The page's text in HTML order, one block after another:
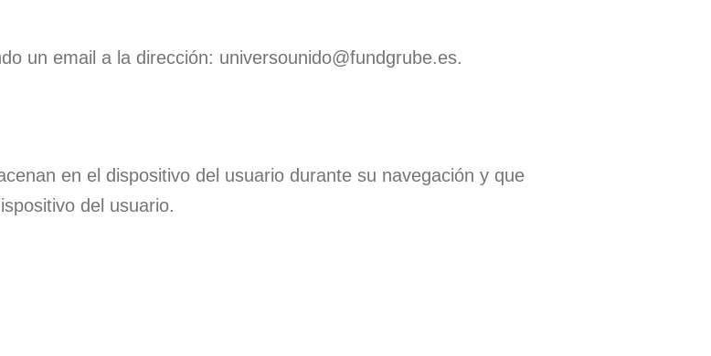
un email a la dirección: universounido@fundgrube.es.
en el dispositivo del usuario durante su navegación y que
del usuario.